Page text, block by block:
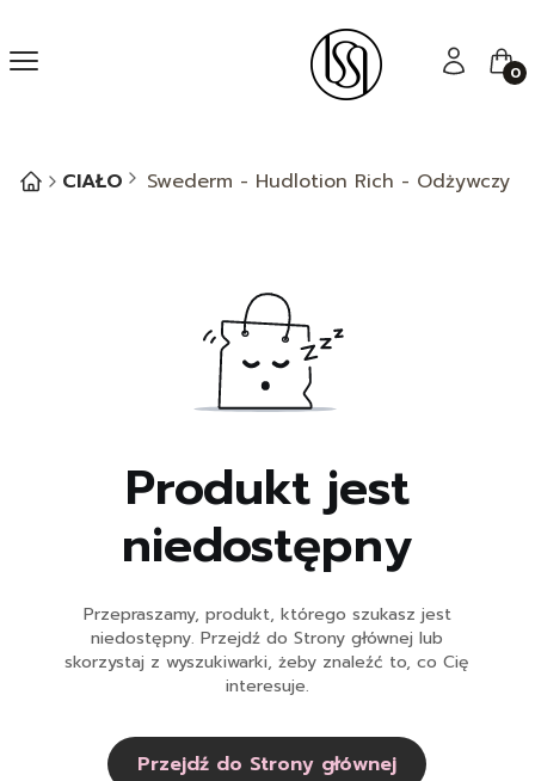
Menu Zaloguj się
CIAŁO Swederm - Hudlotion Rich - Odżywczy
Produkt jest
niedostępny
Przepraszamy, produkt, którego szukasz jest
niedostępny. Przejdź do Strony głównej lub
skorzystaj z wyszukiwarki, żeby znaleźć to, co Cię
interesuje.
Przejdź do Strony głównej